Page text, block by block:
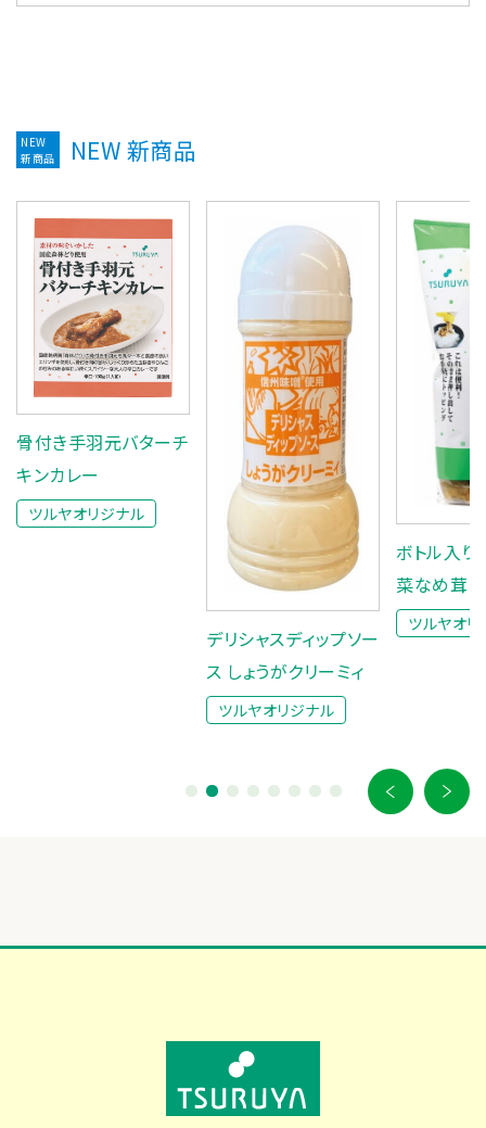
NEW
新商品
NEW 新商品
骨付き手羽元バターチ
キンカレー
ツルヤオリジナル
デリシャスディップソー
ス しょうがクリーミィ
ツルヤオリジナル
ボトル入
菜なめ茸
ツルヤオリ